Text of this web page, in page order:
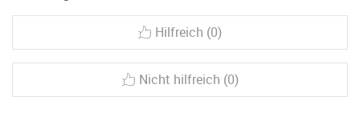
Hilfreich (0)
Nicht hilfreich (0)